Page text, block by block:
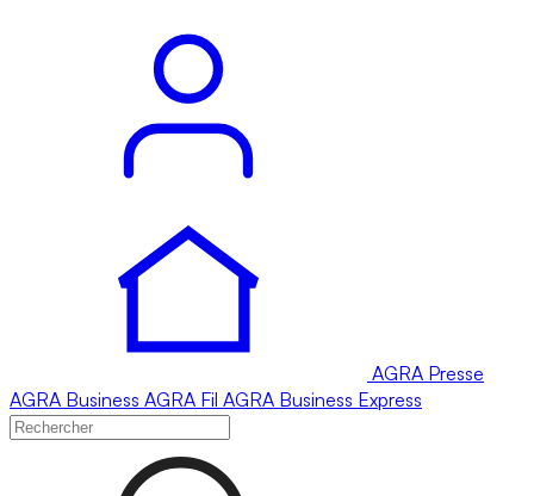
AGRA Presse
AGRA Business AGRA Fil AGRA Business Express